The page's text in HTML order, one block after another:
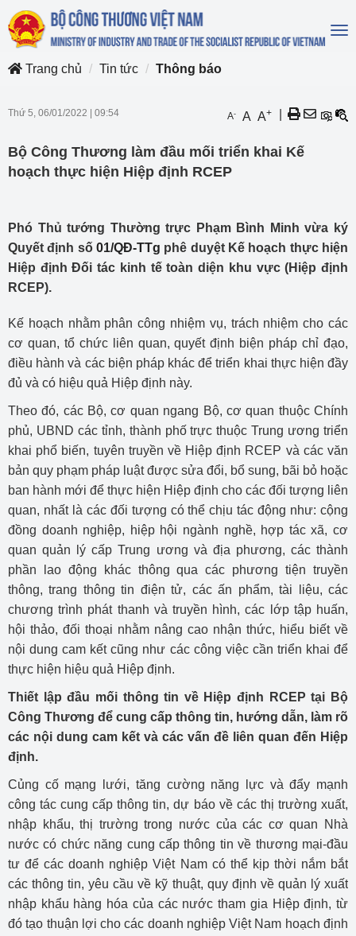
Trang chủ
Tin tức Thông báo
Thứ 5, 06/01/2022 09:54 A- A A+
Bộ Công Thương làm đầu mối triển khai Kế
hoạch thực hiện Hiệp định RCEP
Phó Thủ tướng Thường trực Phạm Bình Minh vừa ký
Quyết định số 01/QĐ-TTg phê duyệt Kế hoạch thực hiện
Hiệp định Đối tác kinh tế toàn diện khu vực (Hiệp định
RCEP).
Kế hoạch nhằm phân công nhiệm vụ, trách nhiệm cho các
cơ quan, tổ chức liên quan, quyết định biện pháp chỉ đạo,
điều hành và các biện pháp khác để triển khai thực hiện đầy
đủ và có hiệu quả Hiệp định này.
Theo đó, các Bộ, cơ quan ngang Bộ, cơ quan thuộc Chính
phủ, UBND các tỉnh, thành phố trực thuộc Trung ương triển
khai phổ biến, tuyên truyền về Hiệp định RCEP và các văn
bản quy phạm pháp luật được sửa đổi, bổ sung, bãi bỏ hoặc
ban hành mới để thực hiện Hiệp định cho các đối tượng liên
quan, nhất là các đối tượng có thể chịu tác động như: cộng
đồng doanh nghiệp, hiệp hội ngành nghề, hợp tác xã, cơ
quan quản lý cấp Trung ương và địa phương, các thành
phần lao động khác thông qua các phương tiện truyền
thông, trang thông tin điện tử, các ấn phẩm, tài liệu, các
chương trình phát thanh và truyền hình, các lớp tập huấn,
hội thảo, đối thoại nhằm nâng cao nhận thức, hiểu biết về
nội dung cam kết cũng như các công việc cần triển khai để
thực hiện hiệu quả Hiệp định.
Thiết lập đầu mối thông tin về Hiệp định RCEP tại Bộ
Công Thương để cung cấp thông tin, hướng dẫn, làm rõ
các nội dung cam kết và các vấn đề liên quan đến Hiệp
định.
Củng cố mạng lưới, tăng cường năng lực và đẩy mạnh
công tác cung cấp thông tin, dự báo về các thị trường xuất,
nhập khẩu, thị trường trong nước của các cơ quan Nhà
nước có chức năng cung cấp thông tin về thương mại-đầu
tư để các doanh nghiệp Việt Nam có thể kịp thời nắm bắt
các thông tin, yêu cầu về kỹ thuật, quy định về quản lý xuất
nhập khẩu hàng hóa của các nước tham gia Hiệp định, từ
đó tạo thuận lợi cho các doanh nghiệp Việt Nam hoạch định